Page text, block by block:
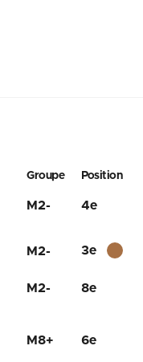
Groupe Position
M2- 4e
M2- 3e
M2- 8e
M8+ 6e